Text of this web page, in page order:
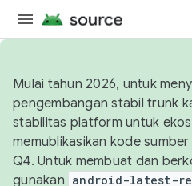
Mulai tahun 2026, untuk
pengembangan stabil trunk
stabilitas platform untuk
memublikasikan kode
Q4. Untuk membuat dan
gunakan android-latest-